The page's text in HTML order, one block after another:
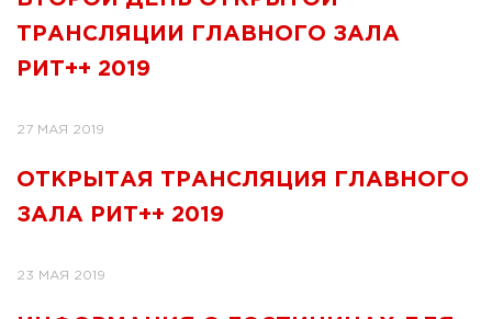
ТРАНСЛЯЦИИ ГЛАВНОГО ЗАЛА
РИТ++ 2019
27 МАЯ 2019
ОТКРЫТАЯ ТРАНСЛЯЦИЯ ГЛАВНОГО
ЗАЛА РИТ++ 2019
23 МАЯ 2019